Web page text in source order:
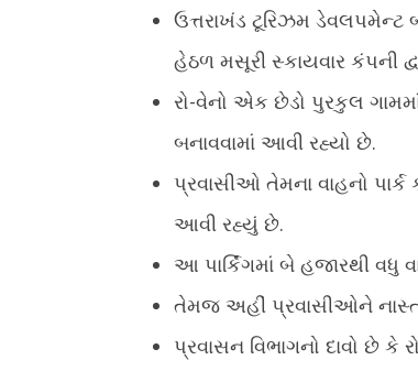
ઉત્તરાખંડ ટૂરિઝમ ડેવલપમેન્ટ
હેઠળ મસૂરી સ્કાયવાર કંપની
રો-વેનો એક છેડો પુરકુલ
બનાવવામાં આવી રહ્યો છે.
પ્રવાસીઓ તેમના વાહનો
આવી રહ્યું છે.
આ પાર્કિંગમાં બે હજારથી વધુ
તેમજ અહીં પ્રવાસીઓને
પ્રવાસન વિભાગનો દાવો છે કે